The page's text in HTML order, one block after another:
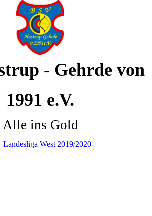
- Gehrde von
1991 e.V.
Alle ins Gold
Landesliga West 2019/2020